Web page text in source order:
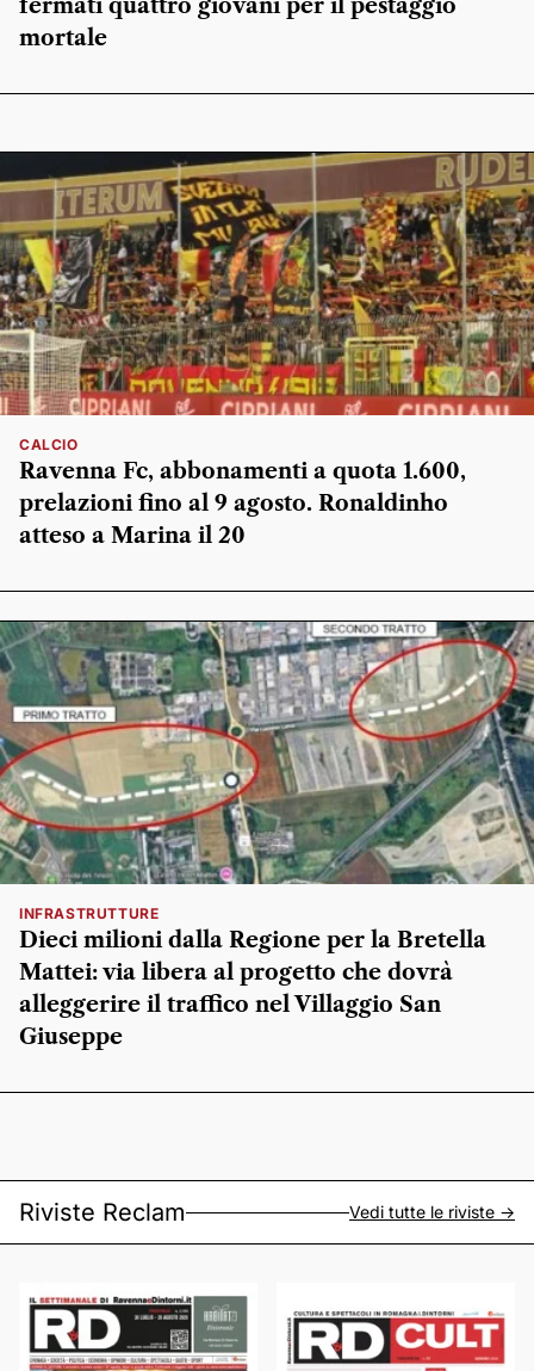
fermati quattro giovani per il pestaggio
mortale
CALCIO
Ravenna Fc, abbonamenti a quota 1.600,
prelazioni fino al 9 agosto. Ronaldinho
atteso a Marina il 20
INFRASTRUTTURE
Dieci milioni dalla Regione per la Bretella
Mattei: via libera al progetto che dovrà
alleggerire il traffico nel Villaggio San
Giuseppe
Riviste Reclam Vedi tutte le riviste ->